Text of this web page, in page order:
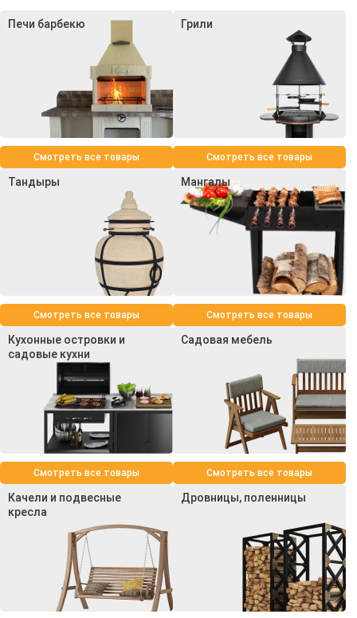
Печи барбекю
Смотреть все товары
Грили
Смотреть все товары
Тандыры
Смотреть все товары
Мангалы
Смотреть все товары
Кухонные островки и
садовые кухни
Смотреть все товары
Садовая мебель
Смотреть все товары
Качели и подвесные
кресла
Дровницы, поленницы